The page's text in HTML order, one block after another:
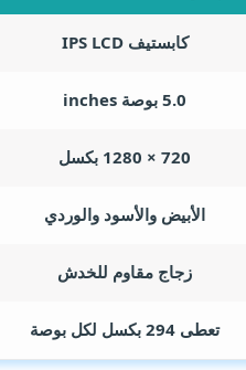
كابستيف IPS LCD
5.0 بوصة inches
720 × 1280 بكسل
الأبيض والأسود والوردي
زجاج مقاوم للخدش
تعطى 294 بكسل لكل بوصة